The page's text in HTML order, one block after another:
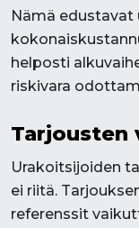
Nämä edustavat
helposti
riskivara
Tarjousten
Urakoitsijoiden
ei riitä.
referenssit